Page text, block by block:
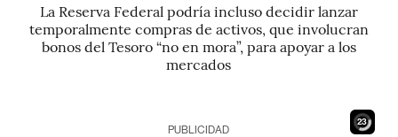
La Reserva Federal podría incluso decidir lanzar
temporalmente compras de activos, que involucran
bonos del Tesoro “no en mora”, para apoyar a los
mercados
21
PUBLICIDAD